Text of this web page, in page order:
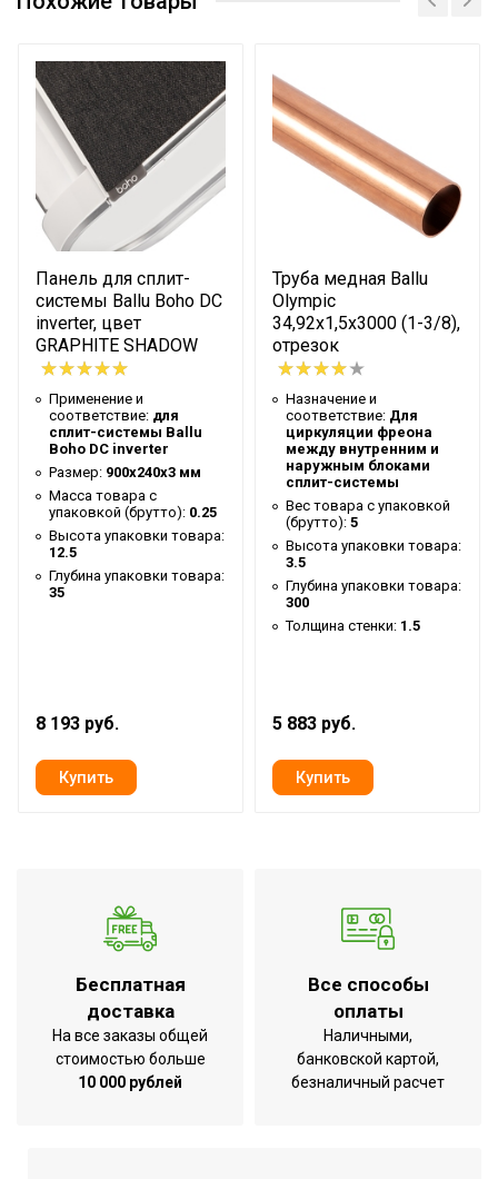
Глубина упаковки товара
27
Ширина упаковки товара
24
Артикул
ST-4BMC
Бренд
Гарантийный срок
Производительность
Высота товара
27.6
Мощность
186
Глубина товара
36.3
Срок службы
2 года
Комплектность
Насос вакуумный,
масло, аккумулятор,
зарядное устройство,
пластиковый кейс
Ширина товара
12.8
Тип аккумулятора
Li-lon
0.72
Наличие BIM модели
Время непрерывной
работы прибора
Страна производства
Панель для сплит-
системы Ballu Boho DC
inverter, цвет
GRAPHITE SHADOW
Применение и
соответствие: для
сплит-системы Ballu
Boho DC inverter
Размер: 900х240х3 мм
Масса товара с
упаковкой (брутто): 0.25
Высота упаковки товара:
12.5
Глубина упаковки товара:
35
8 193 руб.
Труба медная Ballu
Olympic
34,92х1,5х3000 (1-3/8),
отрезок
Назначение и
соответствие: Для
циркуляции фреона
между внутренним и
наружным блоками
сплит-системы
Вес товара с упаковкой
(брутто): 5
Высота упаковки товара:
3.5
Глубина упаковки товара:
300
Толщина стенки: 1.5
5 883 руб.
Бесплатная
доставка
На все заказы общей
стоимостью больше
10 000 рублей
Все способы
оплаты
Наличными,
банковской картой,
безналичный расчет